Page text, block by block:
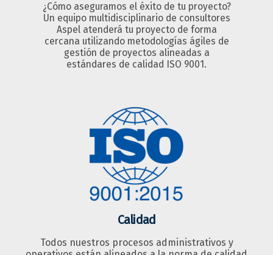
¿Cómo aseguramos el éxito de tu proyecto?
Un equipo multidisciplinario de consultores
Aspel atenderá tu proyecto de forma
cercana utilizando metodologías ágiles de
gestión de proyectos alineadas a
estándares de calidad ISO 9001.
Calidad
Todos nuestros procesos administrativos y